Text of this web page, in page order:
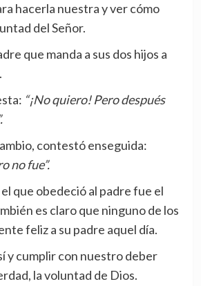
hacerla nuestra y ver cómo
del Señor.
que manda a sus dos hijos a
“¡No quiero! Pero después
contestó enseguida:
no fue”.
que obedeció al padre fue el
es claro que ninguno de los
feliz a su padre aquel día.
y cumplir con nuestro deber
la voluntad de Dios.